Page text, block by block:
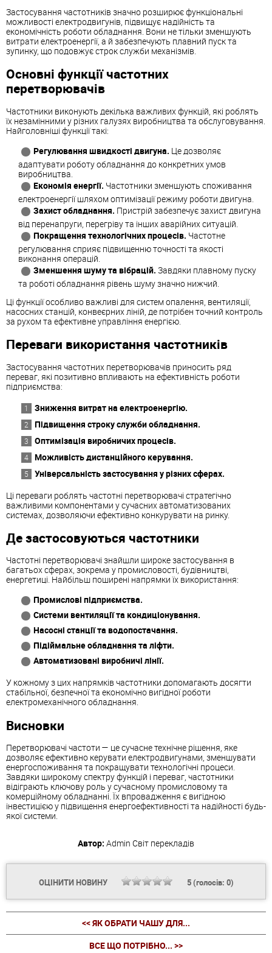
Застосування частотників значно розширює функціональні
можливості електродвигунів, підвищує надійність та
економічність роботи обладнання. Вони не тільки зменшують
витрати електроенергії, а й забезпечують плавний пуск та
зупинку, що подовжує строк служби механізмів.
Основні функції частотних
перетворювачів
Частотники виконують декілька важливих функцій, які роблять
їх незамінними у різних галузях виробництва та обслуговування.
Найголовніші функції такі:
Регулювання швидкості двигуна. Це дозволяє
адаптувати роботу обладнання до конкретних умов
виробництва.
Економія енергії. Частотники зменшують споживання
електроенергії шляхом оптимізації режиму роботи двигуна.
Захист обладнання. Пристрій забезпечує захист двигуна
від перенапруги, перегріву та інших аварійних ситуацій.
Покращення технологічних процесів. Частотне
регулювання сприяє підвищенню точності та якості
виконання операцій.
Зменшення шуму та вібрацій. Завдяки плавному пуску
та роботі обладнання рівень шуму значно нижчий.
Ці функції особливо важливі для систем опалення, вентиляції,
насосних станцій, конвеєрних ліній, де потрібен точний контроль
за рухом та ефективне управління енергією.
Переваги використання частотників
Застосування частотних перетворювачів приносить ряд
переваг, які позитивно впливають на ефективність роботи
підприємства:
Зниження витрат на електроенергію.
Підвищення строку служби обладнання.
Оптимізація виробничих процесів.
Можливість дистанційного керування.
Універсальність застосування у різних сферах.
Ці переваги роблять частотні перетворювачі стратегічно
важливими компонентами у сучасних автоматизованих
системах, дозволяючи ефективно конкурувати на ринку.
Де застосовуються частотники
Частотні перетворювачі знайшли широке застосування в
багатьох сферах, зокрема у промисловості, будівництві,
енергетиці. Найбільш поширені напрямки їх використання:
Промислові підприємства.
Системи вентиляції та кондиціонування.
Насосні станції та водопостачання.
Підіймальне обладнання та ліфти.
Автоматизовані виробничі лінії.
У кожному з цих напрямків частотники допомагають досягти
стабільної, безпечної та економічно вигідної роботи
електромеханічного обладнання.
Висновки
Перетворювачі частоти — це сучасне технічне рішення, яке
дозволяє ефективно керувати електродвигунами, зменшувати
енергоспоживання та покращувати технологічні процеси.
Завдяки широкому спектру функцій і переваг, частотники
відіграють ключову роль у сучасному промисловому та
комерційному обладнанні. Їх впровадження є вигідною
інвестицією у підвищення енергоефективності та надійності будь-
якої системи.
Автор: Admin Світ перекладів
ОЦІНИТИ НОВИНУ 5(голосів: 0)
<< ЯК ОБРАТИ ЧАШУ ДЛЯ...
ВСЕ ЩО ПОТРІБНО... >>